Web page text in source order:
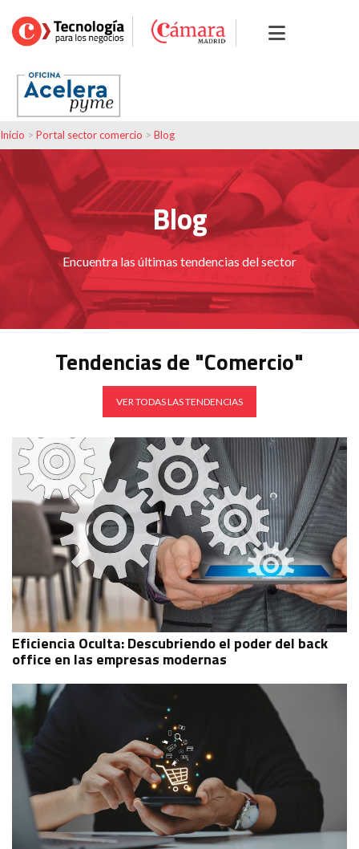
Inicio > Portal sector comercio > Blog
Blog
Encuentra las últimas tendencias del sector
Tendencias de "Comercio"
VER TODAS LAS TENDENCIAS
Eficiencia Oculta: Descubriendo el poder del back
office en las empresas modernas